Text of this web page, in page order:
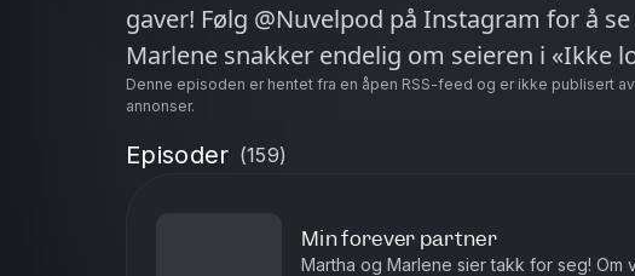
gaver! Følg @Nuvelpod på Instagram for å se gavene. Og -
Marlene snakker
Denne episoden er hentet fra en åpen RSS-feed og er ikke publisert
annonser.
Episoder (159)
Min forever partner
Martha og Marlene sier takk for seg! Om